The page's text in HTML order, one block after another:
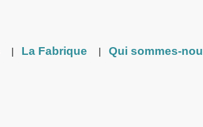
La Fabrique Qui sommes-